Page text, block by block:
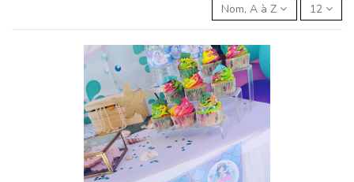
Nom, A à Z 12